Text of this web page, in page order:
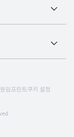
임프린트쿠키 설정